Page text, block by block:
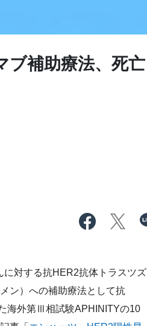
ブ補助療法、死亡
対する抗HER2抗体トラスツズ
ン）への補助療法として抗
海外第Ⅲ相試験APHINITYの10